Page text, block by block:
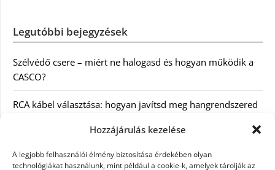
Hozzájárulás kezelése
A legjobb felhasználói élmény biztosítása érdekében olyan
technológiákat használunk, mint például a cookie-k, amelyek tárolják az
Legutóbbi bejegyzések
Szélvédő csere – miért ne halogasd és hogyan működik a
CASCO?
RCA kábel választása: hogyan javítsd meg hangrendszered
Magyarországon: milyen jogi szabályozásra kell figyelni?